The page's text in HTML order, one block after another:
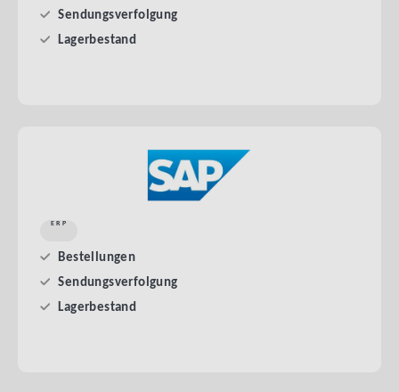
Sendungsverfolgung
Lagerbestand
ERP
Bestellungen
Sendungsverfolgung
Lagerbestand